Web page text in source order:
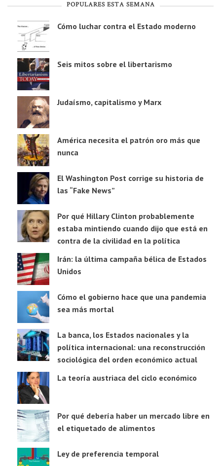
POPULARES ESTA SEMANA
Cómo luchar contra el Estado moderno
Seis mitos sobre el libertarismo
Judaísmo, capitalismo y Marx
América necesita el patrón oro más que
nunca
El Washington Post corrige su historia de
las “Fake News”
Por qué Hillary Clinton probablemente
estaba mintiendo cuando dijo que está en
contra de la civilidad en la política
Irán: la última campaña bélica de Estados
Unidos
Cómo el gobierno hace que una pandemia
sea más mortal
La banca, los Estados nacionales y la
política internacional: una reconstrucción
sociológica del orden económico actual
La teoría austriaca del ciclo económico
Por qué debería haber un mercado libre en
el etiquetado de alimentos
Ley de preferencia temporal